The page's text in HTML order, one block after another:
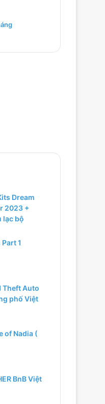
h
Dream
2023 +
lạc bộ
1
Theft Auto
phố Việt
of Nadia (
BnB Việt